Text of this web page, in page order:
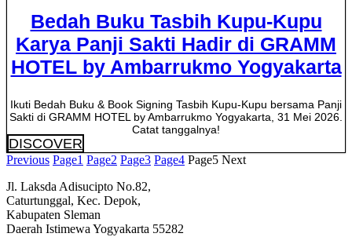
Bedah Buku Tasbih Kupu-Kupu
Karya Panji Sakti Hadir di GRAMM
HOTEL by Ambarrukmo Yogyakarta
Ikuti Bedah Buku & Book Signing Tasbih Kupu-Kupu bersama Panji
Sakti di GRAMM HOTEL by Ambarrukmo Yogyakarta, 31 Mei 2026.
Catat tanggalnya!
DISCOVER
Previous Page1 Page2 Page3 Page4 Page5 Next
Jl. Laksda Adisucipto No.82,
Caturtunggal, Kec. Depok,
Kabupaten Sleman
Daerah Istimewa Yogyakarta 55282